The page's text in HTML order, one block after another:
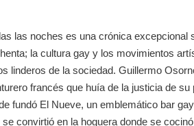
las noches es una crónica excepcional
la cultura gay y los movimientos
linderos de la sociedad. Guillermo
francés que huía de la justicia de
fundó El Nueve, un emblemático bar
convirtió en la hoguera donde se